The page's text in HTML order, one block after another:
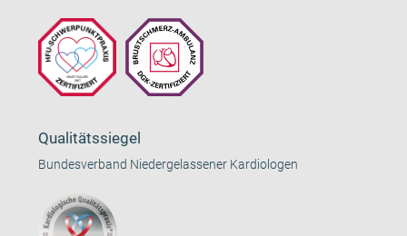
Qualitätssiegel
Bundesverband Niedergelassener Kardiologen